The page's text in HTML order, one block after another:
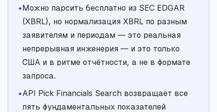
•Можно парсить бесплатно из SEC EDGAR
(XBRL), но нормализация XBRL по разным
заявителям и периодам — это реальная
непрерывная инженерия — и это только
США и в ритме отчётности, а не в формате
запроса.
•API Pick Financials Search возвращает все
пять фундаментальных показателей